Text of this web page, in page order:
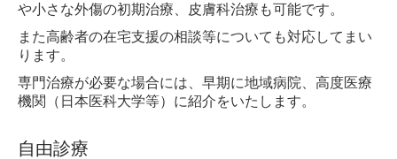
や小さな外傷の初期治療、皮膚科治療も可能です。
また高齢者の在宅支援の相談等についても対応してまい
ります。
専門治療が必要な場合には、早期に地域病院、高度医療
機関（日本医科大学等）に紹介をいたします。
自由診療